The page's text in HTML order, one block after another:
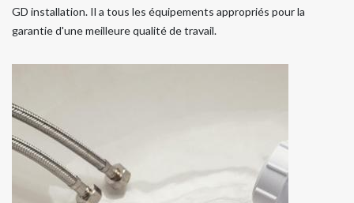
GD installation. Il a tous les équipements appropriés pour la
garantie d'une meilleure qualité de travail.